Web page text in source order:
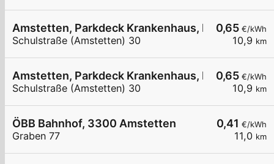
0,65 €/kWh
10,9 km
Amstetten, Parkdeck Krankenhaus,
Schulstraße (Amstetten) 30
0,65 €/kWh
10,9 km
Amstetten, Parkdeck Krankenhaus,
Schulstraße (Amstetten) 30
0,41 €/kWh
11,0 km
ÖBB Bahnhof, 3300 Amstetten
Graben 77